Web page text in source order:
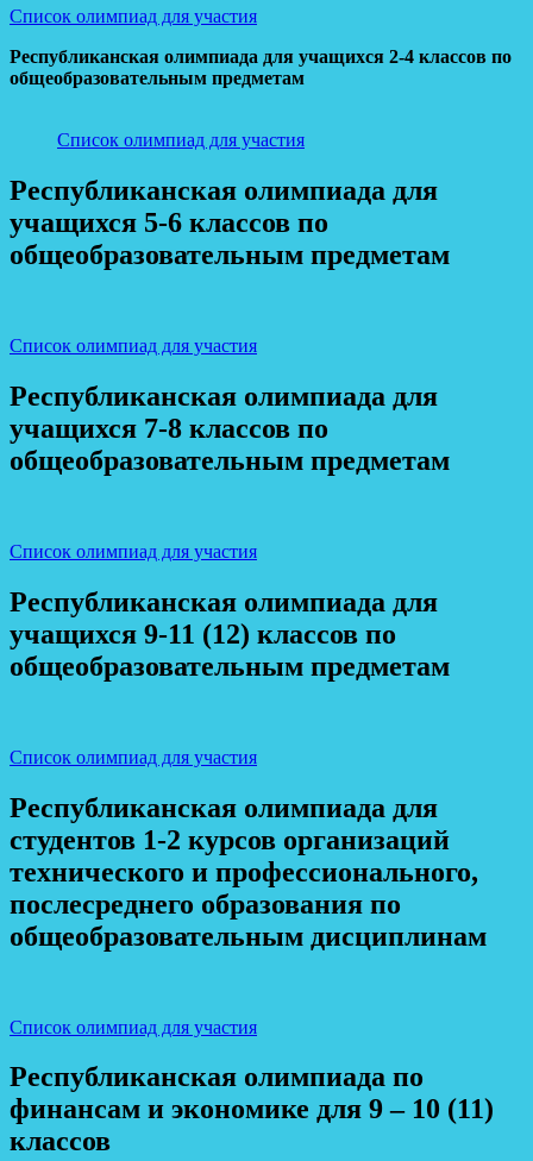
Список олимпиад для участия
Республиканская олимпиада для учащихся 2-4 классов по
общеобразовательным предметам
Список олимпиад для участия
Республиканская олимпиада для
учащихся 5-6 классов по
общеобразовательным предметам
Список олимпиад для участия
Республиканская олимпиада для
учащихся 7-8 классов по
общеобразовательным предметам
Список олимпиад для участия
Республиканская олимпиада для
учащихся 9-11 (12) классов по
общеобразовательным предметам
Список олимпиад для участия
Республиканская олимпиада для
студентов 1-2 курсов организаций
технического и профессионального,
послесреднего образования по
общеобразовательным дисциплинам
Список олимпиад для участия
Республиканская олимпиада по
финансам и экономике для 9 – 10 (11)
классов